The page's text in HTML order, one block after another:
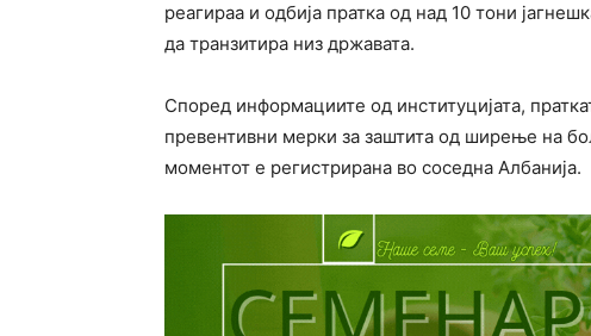
реагираа и одбија пратка од над 10 тони
да транзитира низ државата.
Според информациите од институцијата,
превентивни мерки за заштита од ширење на
моментот е регистрирана во соседна Албанија.